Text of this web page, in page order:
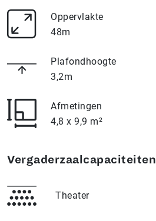
Oppervlakte
48m
Plafondhoogte
3,2m
Afmetingen
4,8 x 9,9 m²
Vergaderzaalcapaciteiten
Theater